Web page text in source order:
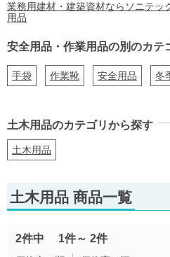
業務用建材・建築資材ならソニテッ
用品
安全用品・作業用品の別のカテ
手袋 作業靴 安全用品 冬
土木用品のカテゴリから探す
土木用品
土木用品 商品一覧
2件中 1件～ 2件